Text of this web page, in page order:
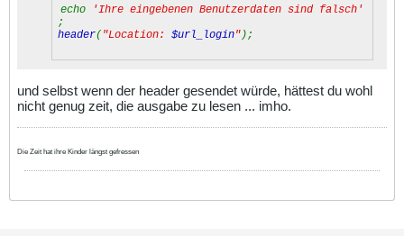
echo
'Ihre eingebenen Benutzerdaten sind falsch'
;
header( "Location: $url_login");
und selbst wenn der header gesendet würde, hättest du wohl
nicht genug zeit, die ausgabe zu lesen ... imho.
Die Zeit hat ihre Kinder längst gefressen